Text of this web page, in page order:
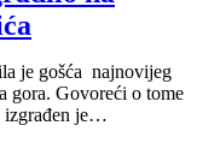
je gošća najnovijeg
gora. Govoreći o tome
izgrađen je…